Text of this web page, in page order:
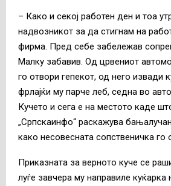
– Како и секој работен ден и тоа
надвозникот за да стигнам на
фирма. Пред себе забележав
Малку забавив. Од црвениот
го отвори гепекот, од него извади
фрлајќи му парче леб, седна во
Кучето и сега е на местото каде
„Српскаинфо“ раскажува
како несовесната сопственичка го
Приказната за верното куче се
луѓе завчера му направиле куќарка